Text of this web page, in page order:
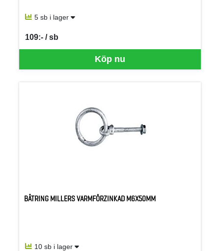
5 sb i lager
Köp nu
109:- / sb
SEK per SB
BÅTRING MILLERS VARMFÖRZINKAD M6X50MM
10 sb i lager